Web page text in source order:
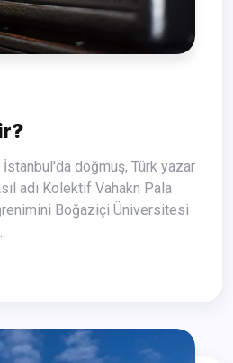
adı Kolektif Vahakn Pala
Boğaziçi Üniversitesi